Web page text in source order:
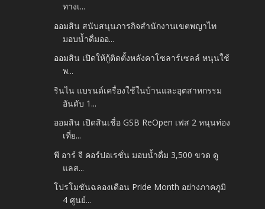
ทางเ...
ออมสิน สนับสนุนภารกิจสำนักงานเขตพญาไท
มอบน้ำดื่มออ...
ออมสิน เปิดให้กู้ติดตั้งหลังคาโซลาร์เซลล์ หนุนใช้
พ...
รินไน แบรนด์เครื่องใช้ในบ้านและอุตสาหกรรม
อันดับ 1...
ออมสิน เปิดสินเชื่อ GSB ReOpen เฟส 2 หนุนท่อง
เที่ย...
พี อาร์ จี คอร์ปอเรชั่น มอบน้ำดื่ม 3,500 ขวด ดู
แลส...
โปรโมชันฉลองเดือน Pride Month อย่างภาคภูมิ
4 ศูนย์...